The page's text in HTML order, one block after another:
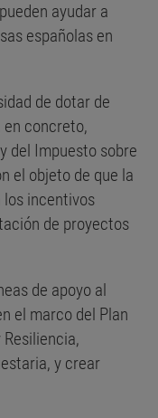
ayudar a
españolas en
de dotar de
concreto,
del Impuesto sobre
el objeto de que la
incentivos
de proyectos
de apoyo al
el marco del Plan
y crear